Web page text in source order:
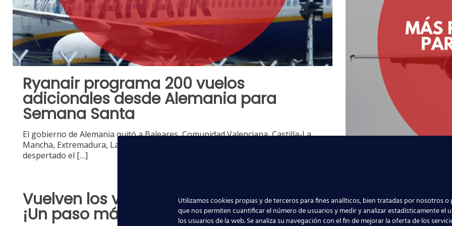
Ryanair programa 200 vuelos
adicionales desde Alemania para
Semana Santa
El gobierno de Alemania quitó a Baleares, Comunidad Valenciana, Castilla-La
Mancha, Extremadura, La Rioja y Murcia de la zona de riesgo, lo que ha
despertado el […]
Más rutas
Vueling trabaja para la
constitución del
Vuelven los vuelos sin control sanitario.
¡Un paso más hacia la normalidad!
Utilizamos cookies propias y de terceros para fines analíticos, bien tratadas por nosotros
que nos permiten cuantificar el número de usuarios y medir y analizar estadísticamente el
los usuarios de la web. Se analiza su navegación con el fin de mejorar la oferta de los